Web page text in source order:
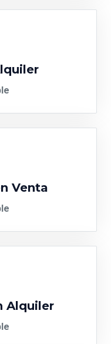
Venta
Alquiler